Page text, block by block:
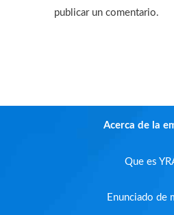
publicar un comentario.
Acerca de la
Que es
Enunciado de